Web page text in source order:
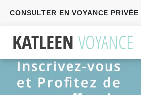
CONSULTER EN VOYANCE